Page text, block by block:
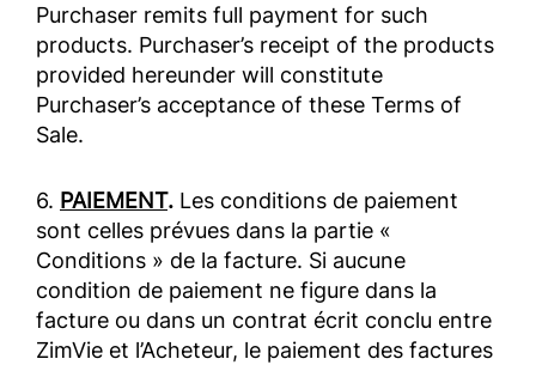
Purchaser remits full payment for such
products. Purchaser’s receipt of the products
provided hereunder will constitute
Purchaser’s acceptance of these Terms of
Sale.
6. PAIEMENT. Les conditions de paiement
sont celles prévues dans la partie «
Conditions » de la facture. Si aucune
condition de paiement ne figure dans la
facture ou dans un contrat écrit conclu entre
ZimVie et l’Acheteur, le paiement des factures